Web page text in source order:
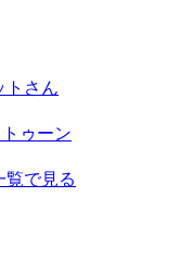
トさん
ゥーン
覧で見る